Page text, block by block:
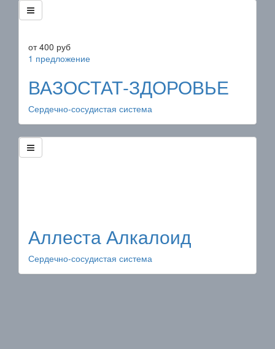
от400 руб
1 предложение
ВАЗОСТАТ-ЗДОРОВЬЕ
Сердечно-сосудистая система
Аллеста Алкалоид
Сердечно-сосудистая система